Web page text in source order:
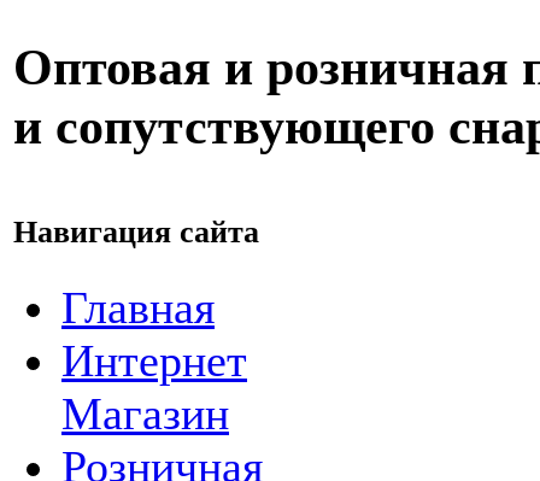
Оптовая и розничная
и сопутствующего
Навигация сайта
Главная
Интернет
Магазин
Розничная